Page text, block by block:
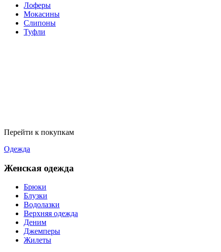
Лоферы
Мокасины
Слипоны
Туфли
Перейти к покупкам
Одежда
Женская одежда
Брюки
Блузки
Водолазки
Верхняя одежда
Деним
Джемперы
Жилеты